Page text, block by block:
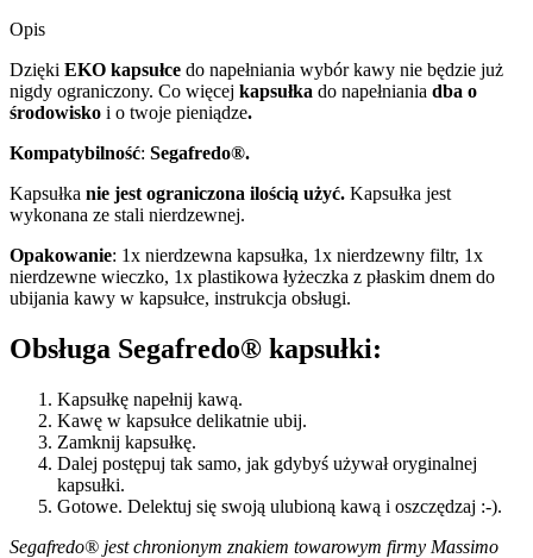
Opis
Dzięki EKO kapsułce do napełniania wybór kawy nie będzie już
nigdy ograniczony. Co więcej kapsułka do napełniania dba o
środowisko i o twoje pieniądze.
Kompatybilność: Segafredo​®.
Kapsułka nie jest ograniczona ilością użyć. Kapsułka jest
wykonana ze stali nierdzewnej.
Opakowanie: 1x nierdzewna kapsułka, 1x nierdzewny filtr, 1x
nierdzewne wieczko, 1x plastikowa łyżeczka z płaskim dnem do
ubijania kawy w kapsułce, instrukcja obsługi.
Obsługa Segafredo® kapsułki:
Kapsułkę napełnij kawą.
Kawę w kapsułce delikatnie ubij.
Zamknij kapsułkę.
Dalej postępuj tak samo, jak gdybyś używał oryginalnej
kapsułki.
Gotowe. Delektuj się swoją ulubioną kawą i oszczędzaj :-).
Segafredo​® jest chronionym znakiem towarowym firmy Massimo